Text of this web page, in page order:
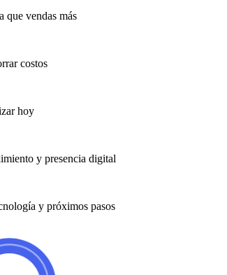
que vendas más
costos
hoy
y presencia digital
y próximos pasos